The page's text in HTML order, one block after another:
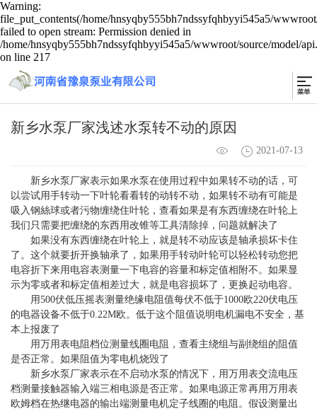
Warning:
file_put_contents(/home/hnsyqby555bh7ndssyfqhbyyi545a5/
failed to open stream: Permission denied in
/home/hnsyqby555bh7ndssyfqhbyyi545a5/wwwroot/source/model/
on line 217
新乡水泵厂家浅述水泵转不动的原因
2021-07-13
新乡水泵厂家表示如果水泵在使用过程中如果转不动的话，可
以尝试用手转动一下叶轮看看转的动转不动，如果转不动有可能是
吸入钢絲球或者污物缠绕住叶轮，查看如果是有东西缠绕在叶轮上
我们只需要把缠绕的东西用改锥等工具清除掉，问题就解决了
如果没有东西缠绕在叶轮上，就是转不动应该是轴承损坏卡住
了。这个就要折开换轴承了，如果用手转动叶轮可以轻松转动您把
电容折下来用电容表测量一下电容的容量和标定值相附不。如果显
示为零或者和标定值相差过大，就是电容损坏了，更换起动电容。
用500伏低压摇表测量绝缘电阻值每伏不低于1000欧220伏电压
的电器设备不低于0.22M欧。低于这个阻值说明电机漏电不安全，基
本上报废了
用万用表电阻档位测量线圈电阻，查看主绕组与副绕组的阻值
是否正常。如果阻值为零电机烧毁了
新乡水泵厂家表示在不启动水泵的情况下，用万用表交流电压
档测量接触器输入端三相电源是否正常。如果电源正常再用万用表
欧姆档在热继电器的输出端测量电机定子线圈的电阻。假设测量出